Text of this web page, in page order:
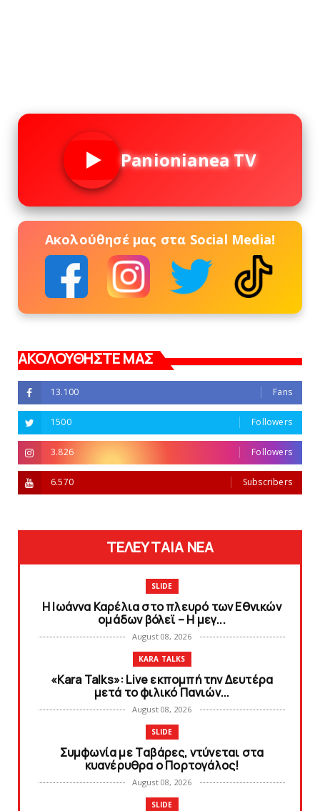
Panionianea TV
Ακολούθησέ μας στα Social Media!
ΑΚΟΛΟΥΘΗΣΤΕ ΜΑΣ
13.100 Fans
1500 Followers
3.826 Followers
6.570 Subscribers
ΤΕΛΕΥΤΑΙΑ ΝΕΑ
SLIDE
Η Ιωάννα Καρέλια στο πλευρό των Εθνικών
ομάδων βόλεϊ – H μεγ...
August 08, 2026
KARA TALKS
«Kara Talks»: Live εκπομπή την Δευτέρα
μετά το φιλικό Πανιών...
August 08, 2026
SLIDE
Συμφωνία με Tαβάρες, ντύνεται στα
κυανέρυθρα ο Πορτογάλος!
August 08, 2026
SLIDE